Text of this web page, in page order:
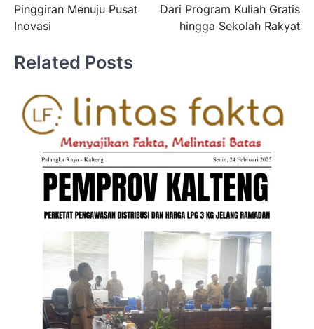
Pinggiran Menuju Pusat
Inovasi
Dari Program Kuliah Gratis
hingga Sekolah Rakyat
Related Posts